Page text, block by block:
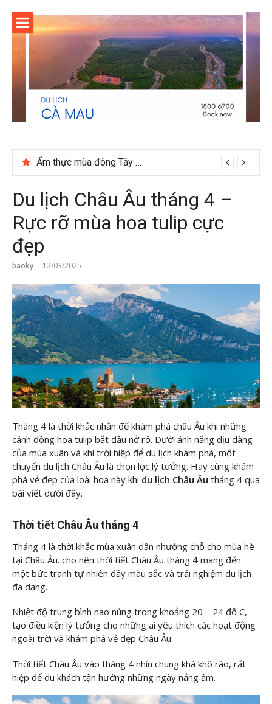
content
Ẩm thực mùa đông Tây Bắc có gì đặc biệt
Du lịch Châu Âu tháng 4 –
Rực rỡ mùa hoa tulip cực
đẹp
baoky 12/03/2025
Tháng 4 là thời khắc nhẵn để khám phá châu Âu khi những
cánh đồng hoa tulip bắt đầu nở rộ. Dưới ánh nắng dịu dàng
của mùa xuân và khí trời hiệp để du lịch khám phá, một
chuyến du lịch Châu Âu là chọn lọc lý tưởng. Hãy cùng khám
phá vẻ đẹp của loài hoa này khi du lịch Châu Âu tháng 4 qua
bài viết dưới đây.
Thời tiết Châu Âu tháng 4
Tháng 4 là thời khắc mùa xuân dần nhường chỗ cho mùa hè
tại Châu Âu. cho nên thời tiết Châu Âu tháng 4 mang đến
một bức tranh tự nhiên đầy màu sắc và trải nghiệm du lịch
đa dạng.
Nhiệt độ trung bình nao núng trong khoảng 20 – 24 độ C,
tạo điều kiện lý tưởng cho những ai yêu thích các hoạt động
ngoài trời và khám phá vẻ đẹp Châu Âu.
Thời tiết Châu Âu vào tháng 4 nhìn chung khá khô ráo, rất
hiệp để du khách tận hưởng những ngày nắng ấm.